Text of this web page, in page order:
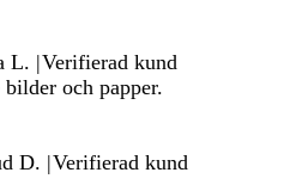
L. |Verifierad kund
och papper.
D. |Verifierad kund